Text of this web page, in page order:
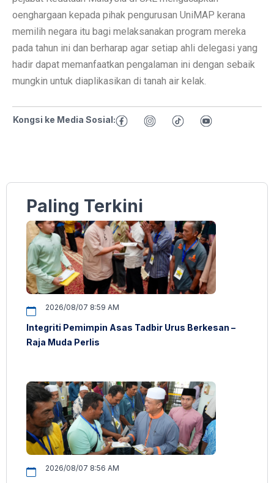
oenghargaan kepada pihak pengurusan UniMAP kerana
memilih negara itu bagi melaksanakan program mereka
pada tahun ini dan berharap agar setiap ahli delegasi yang
hadir dapat memanfaatkan pengalaman ini dengan sebaik
mungkin untuk diaplikasikan di tanah air kelak.
Kongsi ke Media Sosial:
Paling Terkini
2026/08/07 8:59 AM
Integriti Pemimpin Asas Tadbir Urus Berkesan –
Raja Muda Perlis
2026/08/07 8:56 AM